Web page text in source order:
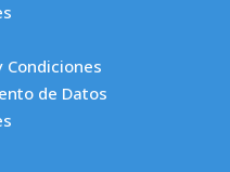
Condiciones
de Datos